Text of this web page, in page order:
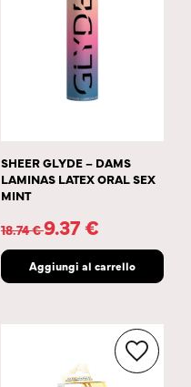
SHEER GLYDE – DAMS
LAMINAS LATEX ORAL SEX
MINT
18.74€9.37€
Aggiungi al carrello